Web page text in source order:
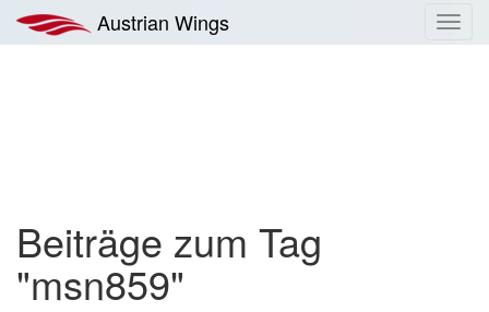
Inhalt
springen
Austrian Wings
Beiträge zum Tag
"msn859"